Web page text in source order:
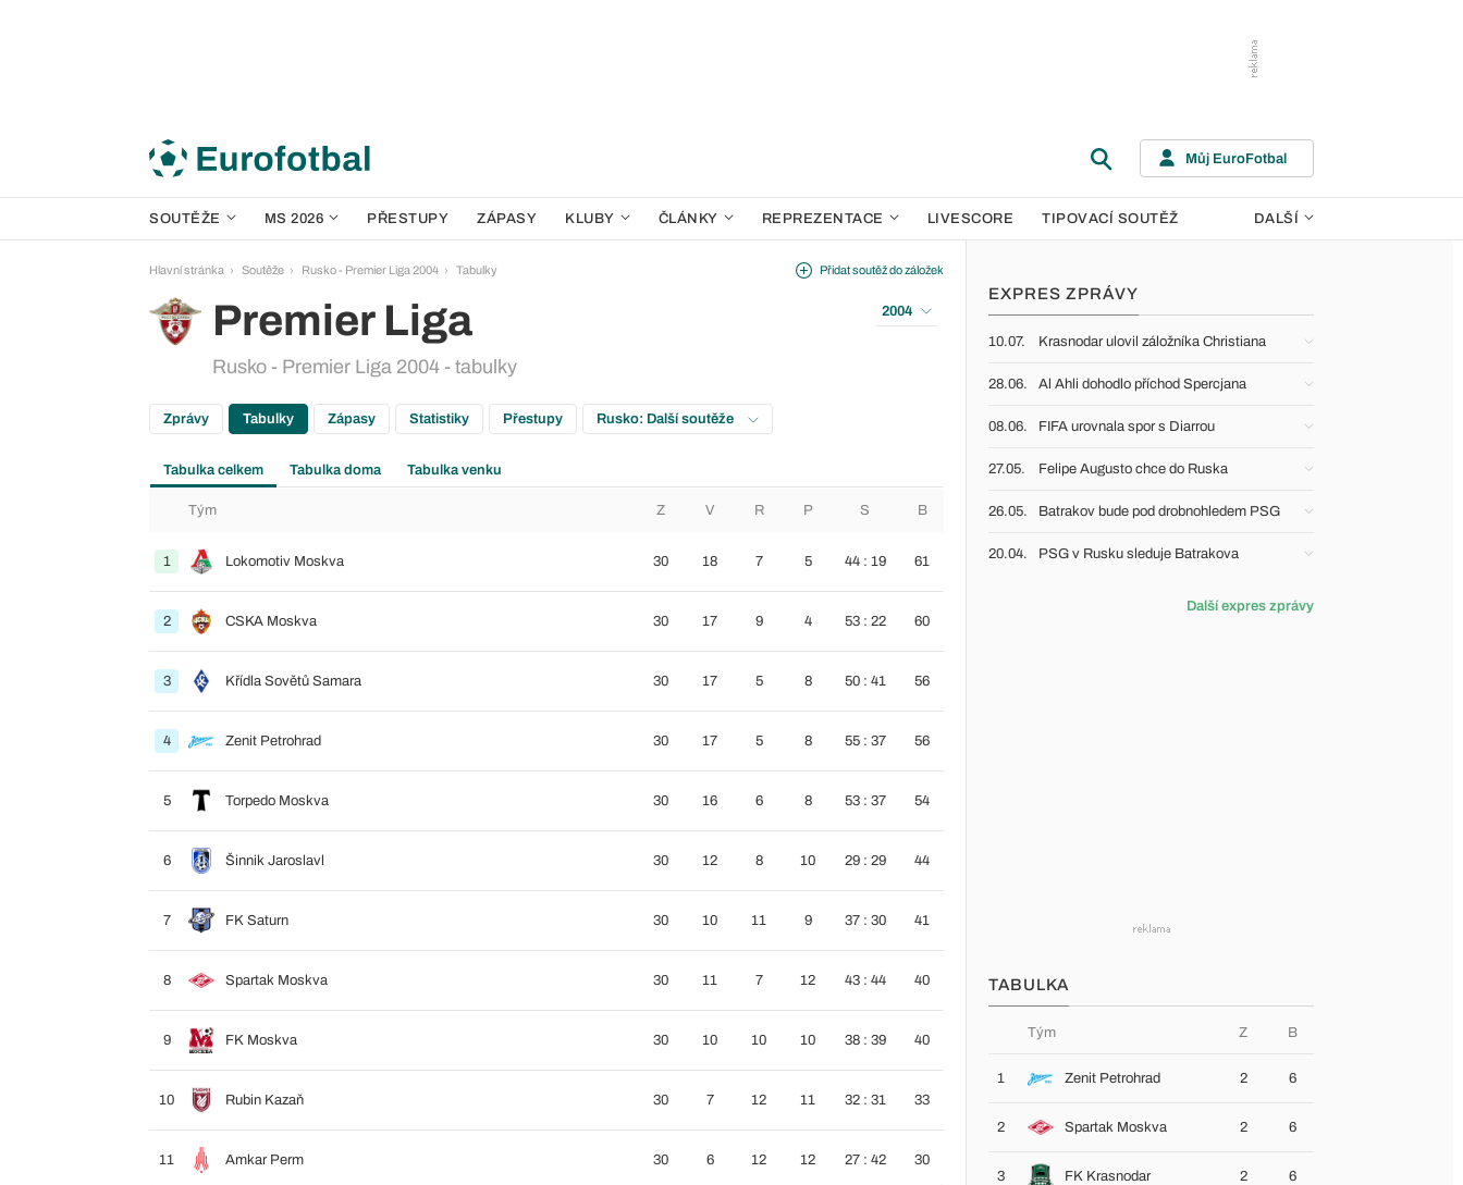
Můj EuroFotbal
SOUTĚŽE MS 2026 PŘESTUPY ZÁPASY KLUBY ČLÁNKY REPREZENTACE LIVESCORE TIPOVACÍ SOUTĚŽ DALŠÍ
Hlavní stránka Soutěže Rusko - Premier Liga 2004 Tabulky
Premier Liga
Rusko - Premier Liga 2004 - tabulky
Přidat soutěž do záložek
2004
Zprávy Tabulky Zápasy Statistiky Přestupy Rusko: Další soutěže
Tabulka celkem Tabulka doma Tabulka venku
Tým Z V R P S B
1 Lokomotiv Moskva 30 18 7 5 44 : 19 61
2 CSKA Moskva 30 17 9 4 53 : 22 60
3 Křídla Sovětů Samara 30 17 5 8 50 : 41 56
4 Zenit Petrohrad 30 17 5 8 55 : 37 56
5 Torpedo Moskva 30 16 6 8 53 : 37 54
6 Šinnik Jaroslavl 30 12 8 10 29 : 29 44
7 FK Saturn 30 10 11 9 37 : 30 41
8 Spartak Moskva 30 11 7 12 43 : 44 40
9 FK Moskva 30 10 10 10 38 : 39 40
10 Rubin Kazaň 30 7 12 11 32 : 31 33
11 Amkar Perm 30 6 12 12 27 : 42 30
EXPRES ZPRÁVY
10.07. Krasnodar ulovil záložníka Christiana
28.06. Al Ahli dohodlo příchod Spercjana
08.06. FIFA urovnala spor s Diarrou
27.05. Felipe Augusto chce do Ruska
26.05. Batrakov bude pod drobnohledem PSG
20.04. PSG v Rusku sleduje Batrakova
Další expres zprávy
TABULKA
Tým Z B
1 Zenit Petrohrad 2 6
2 Spartak Moskva 2 6
3 FK Krasnodar 2 6